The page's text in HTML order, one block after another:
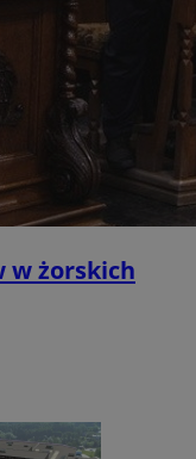
w żorskich